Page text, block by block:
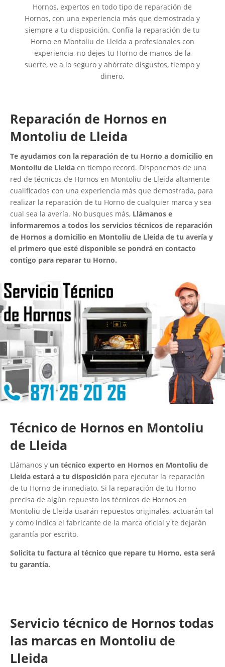
Hornos, expertos en todo tipo de reparación de
Hornos, con una experiencia más que demostrada y
siempre a tu disposición. Confía la reparación de tu
Horno en Montoliu de Lleida a profesionales con
experiencia, no dejes tu Horno de manos de la
suerte, ve a lo seguro y ahórrate disgustos, tiempo y
dinero.
Reparación de Hornos en
Montoliu de Lleida
Te ayudamos con la reparación de tu Horno a domicilio en
Montoliu de Lleida en tiempo record. Disponemos de una
red de técnicos de Hornos en Montoliu de Lleida altamente
cualificados con una experiencia más que demostrada, para
realizar la reparación de tu Horno de cualquier marca y sea
cual sea la avería. No busques más, Llámanos e
informaremos a todos los servicios técnicos de reparación
de Hornos a domicilio en Montoliu de Lleida de tu avería y
el primero que esté disponible se pondrá en contacto
contigo para reparar tu Horno.
Técnico de Hornos en Montoliu
de Lleida
Llámanos y un técnico experto en Hornos en Montoliu de
Lleida estará a tu disposición para ejecutar la reparación
de tu Horno de inmediato. Si la reparación de tu Horno
precisa de algún repuesto los técnicos de Hornos en
Montoliu de Lleida usarán repuestos originales, actuarán tal
y como indica el fabricante de la marca oficial y te dejarán
garantía por escrito.
Solicita tu factura al técnico que repare tu Horno, esta será
tu garantía.
Servicio técnico de Hornos todas
las marcas en Montoliu de
Lleida